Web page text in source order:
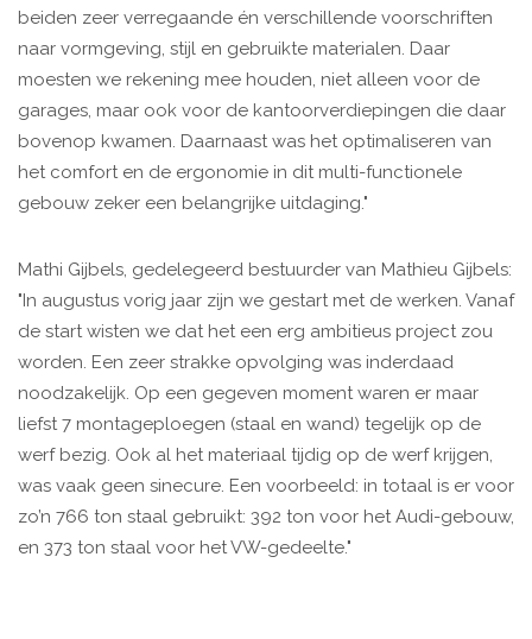
beiden zeer verregaande én verschillende voorschriften
naar vormgeving, stijl en gebruikte materialen. Daar
moesten we rekening mee houden, niet alleen voor de
garages, maar ook voor de kantoorverdiepingen die daar
bovenop kwamen. Daarnaast was het optimaliseren van
het comfort en de ergonomie in dit multi-functionele
gebouw zeker een belangrijke uitdaging."
Mathi Gijbels, gedelegeerd bestuurder van Mathieu Gijbels:
"In augustus vorig jaar zijn we gestart met de werken. Vanaf
de start wisten we dat het een erg ambitieus project zou
worden. Een zeer strakke opvolging was inderdaad
noodzakelijk. Op een gegeven moment waren er maar
liefst 7 montageploegen (staal en wand) tegelijk op de
werf bezig. Ook al het materiaal tijdig op de werf krijgen,
was vaak geen sinecure. Een voorbeeld: in totaal is er voor
zo’n 766 ton staal gebruikt: 392 ton voor het Audi-gebouw,
en 373 ton staal voor het VW-gedeelte."